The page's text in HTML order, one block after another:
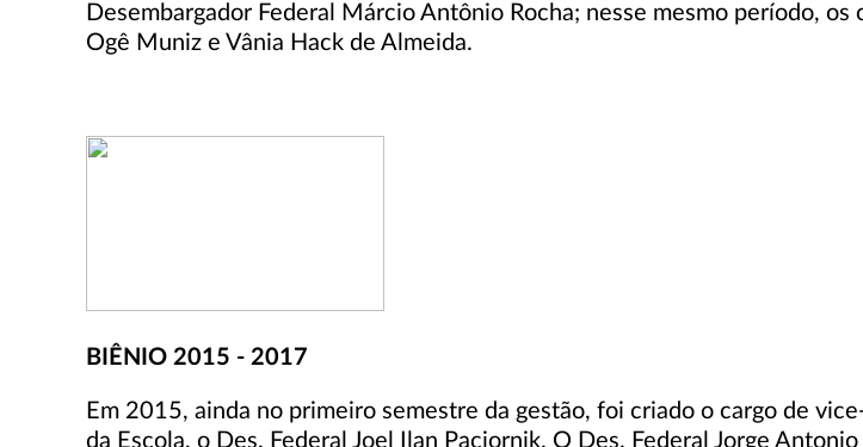
Desembargador Federal Márcio Antônio Rocha; nesse mesmo período,
Ogê Muniz e Vânia Hack de Almeida.
BIÊNIO 2015 - 2017
Em 2015, ainda no primeiro semestre da gestão, foi criado o cargo de
da Escola, o Des. Federal Joel Ilan Paciornik. O Des. Federal Jorge